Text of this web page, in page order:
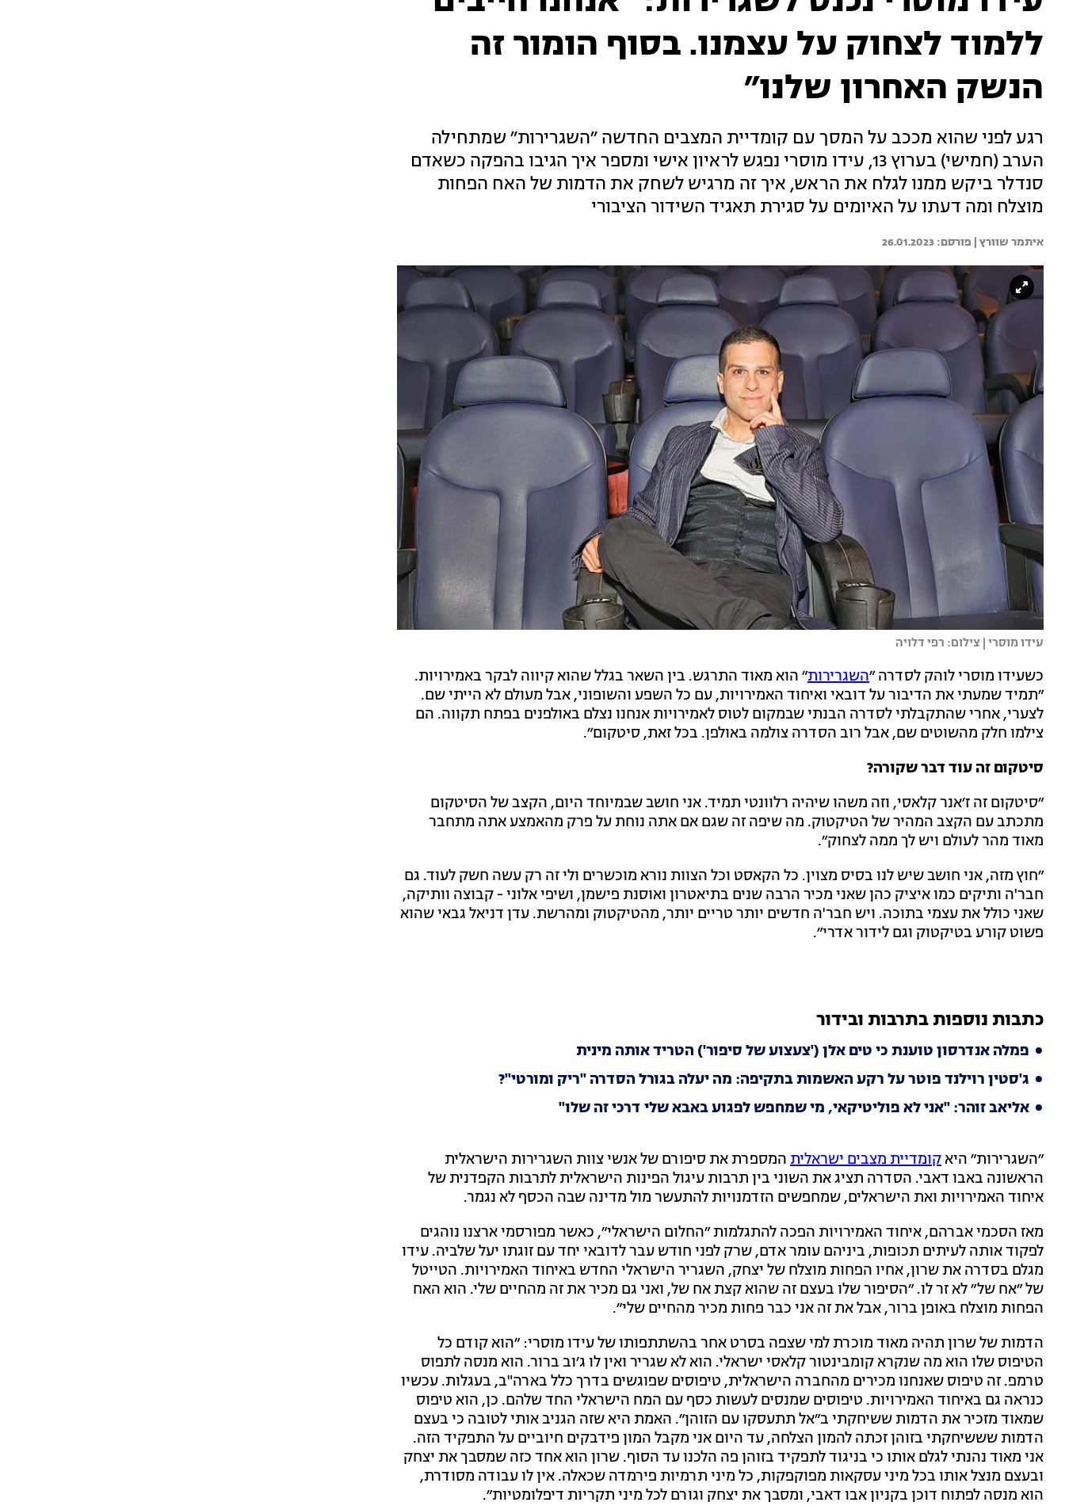
ללמוד לצחוק על עצמנו. בסוף הומור זה
הנשק האחרון שלנו״
רגע לפני שהוא מככב על המסך עם קומדיית המצבים החדשה ״השגרירות״ שמתחילה
הערב (חמישי) בערוץ 13, עידו מוסרי נפגש לראיון אישי ומספר איך הגיבו בהפקה כשאדם
סנדלר ביקש ממנו לגלח את הראש, איך זה מרגיש לשחק את הדמות של האח הפחות
מוצלח ומה דעתו על האיומים על סגירת תאגיד השידור הציבורי
איתמר שוורץ | 26.01.2023
עידו מוסרי | צילום: רפי דלויה
כשעידו מוסרי לוהק לסדרה ״השגרירות״ הוא מאוד התרגש. בין השאר בגלל שהוא קיווה לבקר באמירויות.
״תמיד שמעתי את הדיבור על דובאי ואיחוד האמירויות, עם כל השפע והשופוני, אבל מעולם לא הייתי שם.
לצערי, אחרי שהתקבלתי לסדרה הבנתי שבמקום לטוס לאמירויות אנחנו נצלם באולפנים בפתח תקווה. הם
צילמו חלק מהשוטים שם, אבל רוב הסדרה צולמה באולפן. בכל זאת, סיטקום״.
סיטקום זה עוד דבר שקורה?
״סיטקום זה ז׳אנר קלאסי, וזה משהו שיהיה רלוונטי תמיד. אני חושב שבמיוחד היום, הקצב של הסיטקום
מתכתב עם הקצב המהיר של הטיקטוק. מה שיפה זה שגם אם אתה נוחת על פרק מהאמצע אתה מתחבר
מאוד מהר לעולם ויש לך ממה לצחוק״.
״חוץ מזה, אני חושב שיש לנו בסיס מצוין. כל הקאסט וכל הצוות נורא מוכשרים ולי זה רק עשה חשק לעוד. גם
חבר'ה ותיקים כמו איציק כהן שאני מכיר הרבה שנים בתיאטרון ואוסנת פישמן, ושיפי אלוני - קבוצה וותיקה,
שאני כולל את עצמי בתוכה. ויש חבר'ה חדשים יותר טריים יותר, מהטיקטוק ומהרשת. עדן דניאל גבאי שהוא
פשוט קורע בטיקטוק וגם לידור אדרי״.
כתבות נוספות בתרבות ובידור
פמלה אנדרסון טוענת כי טים אלן ('צעצוע של סיפור') הטריד אותה מינית
ג'סטין רוילנד פוטר על רקע האשמות בתקיפה: מה יעלה בגורל הסדרה "ריק ומורטי"?
אליאב זוהר: "אני לא פוליטיקאי, מי שמחפש לפגוע באבא שלי דרכי זה שלו"
״השגרירות״ היאקומדיית מצבים ישראלית המספרת את סיפורם של אנשי צוות השגרירות הישראלית
הראשונה באבו דאבי. הסדרה תציג את השוני בין תרבות עיגול הפינות הישראלית לתרבות הקפדנית של
איחוד האמירויות ואת הישראלים, שמחפשים הזדמנויות להתעשר מול מדינה שבה הכסף לא נגמר.
מאז הסכמי אברהם, איחוד האמירויות הפכה להתגלמות ״החלום הישראלי״, כאשר מפורסמי ארצנו נוהגים
לפקוד אותה לעיתים תכופות, ביניהם עומר אדם, שרק לפני חודש עבר לדובאי יחד עם זוגתו יעל שלביה. עידו
מגלם בסדרה את שרון, אחיו הפחות מוצלח של יצחק, השגריר הישראלי החדש באיחוד האמירויות. הטייטל
של ״אח של״ לא זר לו. ״הסיפור שלו בעצם זה שהוא קצת אח של, ואני גם מכיר את זה מהחיים שלי. הוא האח
הפחות מוצלח באופן ברור, אבל את זה אני כבר פחות מכיר מהחיים שלי״.
הדמות של שרון תהיה מאוד מוכרת למי שצפה בסרט אחר בהשתתפותו של עידו מוסרי: ״הוא קודם כל
הטיפוס שלו הוא מה שנקרא קומבינטור קלאסי ישראלי. הוא לא שגריר ואין לו ג׳וב ברור. הוא מנסה לתפוס
טרמפ. זה טיפוס שאנחנו מכירים מהחברה הישראלית, טיפוסים שפוגשים בדרך כלל בארה"ב, בעגלות. עכשיו
כנראה גם באיחוד האמירויות. טיפוסים שמנסים לעשות כסף עם המח הישראלי החד שלהם. כן, הוא טיפוס
שמאוד מזכיר את הדמות ששיחקתי ב״אל תתעסקו עם הזוהן״. האמת היא שזה הגניב אותי לטובה כי בעצם
הדמות שששיחקתי בזוהן זכתה להמון הצלחה, עד היום אני מקבל המון פידבקים חיוביים על התפקיד הזה.
אני מאוד נהנתי לגלם אותו כי בניגוד לתפקיד בזוהן פה הלכנו עד הסוף. שרון הוא אחד כזה שמסבך את יצחק
ובעצם מנצל אותו בכל מיני עסקאות מפוקפקות, כל מיני תרמיות פירמדה שכאלה. אין לו עבודה מסודרת,
הוא מנסה לפתוח דוכן בקניון אבו דאבי, ומסבך את יצחק וגורם לכל מיני תקריות דיפלומטיות״.